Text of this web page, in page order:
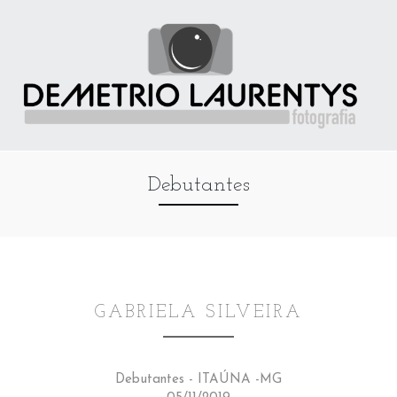
Debutantes
GABRIELA SILVEIRA
Debutantes - ITAÚNA -MG